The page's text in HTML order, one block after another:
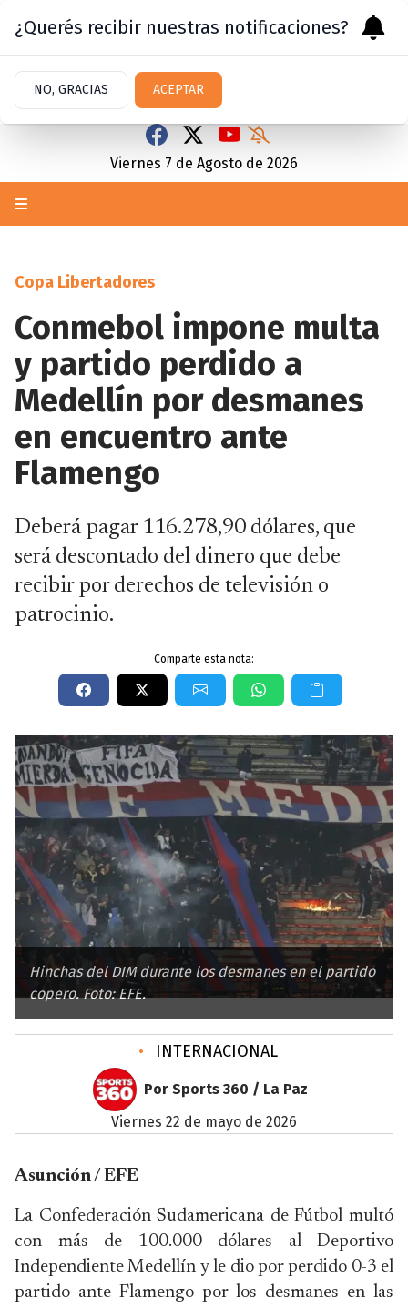
Viernes 7 de Agosto de 2026
Copa Libertadores
Conmebol impone multa
y partido perdido a
Medellín por desmanes
en encuentro ante
Flamengo
Deberá pagar 116.278,90 dólares, que
será descontado del dinero que debe
recibir por derechos de televisión o
patrocinio.
Comparte esta nota:
Hinchas del DIM durante los desmanes en el partido
copero. Foto: EFE.
• INTERNACIONAL
Por Sports 360 / La Paz
viernes 22 de mayo de 2026
Asunción / EFE
La Confederación Sudamericana de Fútbol multó
con más de 100.000 dólares al Deportivo
Independiente Medellín y le dio por perdido 0-3 el
partido ante Flamengo por los desmanes en las
¿Querés recibir nuestras notificaciones?
NO, GRACIAS ACEPTAR